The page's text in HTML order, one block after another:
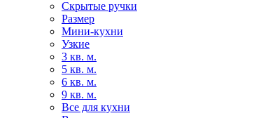
Скрытые ручки
Размер
Мини-кухни
Узкие
3 кв. м.
5 кв. м.
6 кв. м.
9 кв. м.
Все для кухни